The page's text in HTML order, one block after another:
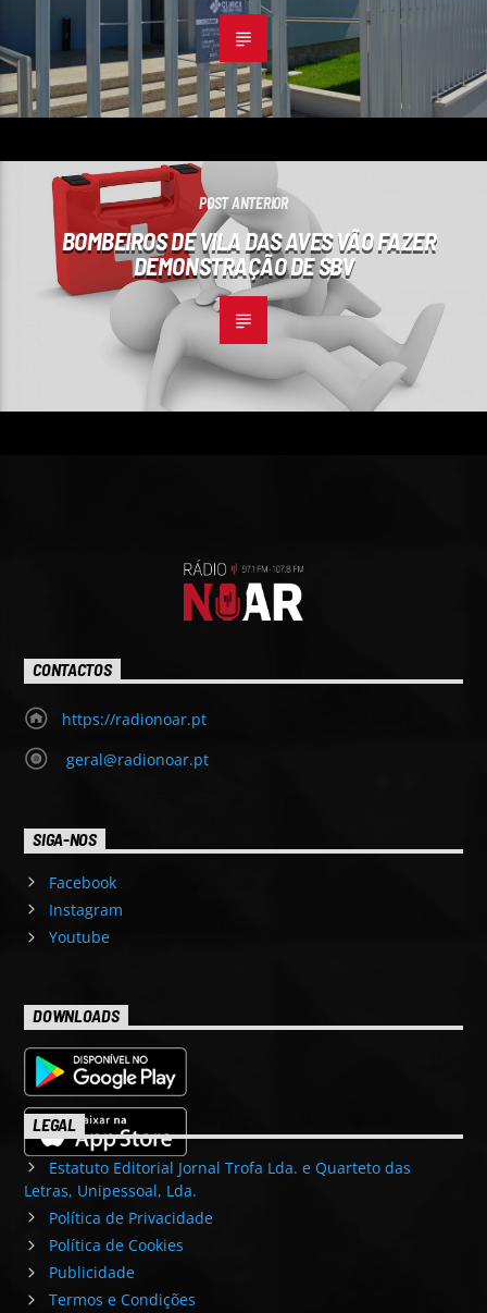
POST ANTERIOR
BOMBEIROS DE VILA DAS AVES VÃO FAZER
DEMONSTRAÇÃO DE SBV
CONTACTOS
https://radionoar.pt
geral@radionoar.pt
SIGA-NOS
Facebook
Instagram
Youtube
DOWNLOADS
LEGAL
Estatuto Editorial Jornal Trofa Lda. e Quarteto das
Letras, Unipessoal, Lda.
Política de Privacidade
Política de Cookies
Publicidade
Termos e Condições